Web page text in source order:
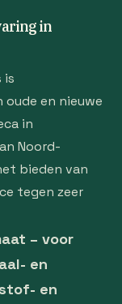
in
is
en nieuwe
in
Noord-
bieden van
tegen zeer
– voor
en
en